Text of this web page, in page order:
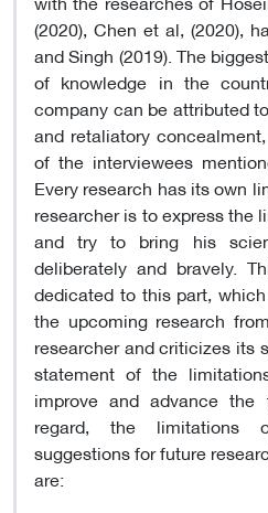
(2020), Chen et al, (2020),
and Singh (2019). The
of knowledge in the
company can be attributed
and retaliatory
of the interviewees
Every research has its own
researcher is to express the
and try to bring his
deliberately and bravely.
dedicated to this part,
the upcoming research
researcher and criticizes its
statement of the
improve and advance
regard, the limitations
suggestions for future
are: